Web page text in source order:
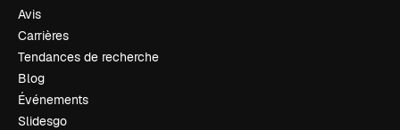
Avis
Carrières
Tendances de recherche
Blog
Événements
Slidesgo